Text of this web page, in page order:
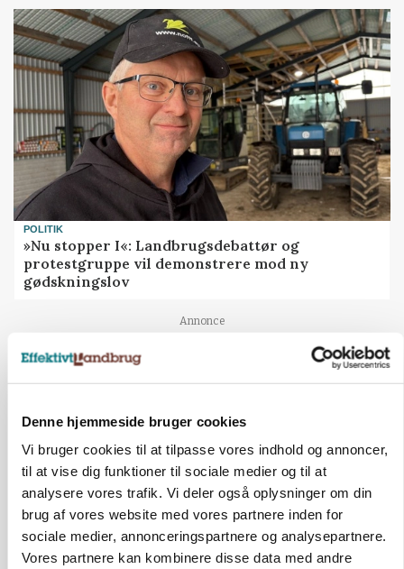
Denne hjemmeside bruger cookies
Vi bruger cookies til at tilpasse vores indhold og annoncer,
til at vise dig funktioner til sociale medier og til at
analysere vores trafik. Vi deler også oplysninger om din
brug af vores website med vores partnere inden for
sociale medier, annonceringspartnere og analysepartnere.
Vores partnere kan kombinere disse data med andre
POLITIK
»Nu stopper I«: Landbrugsdebattør og
protestgruppe vil demonstrere mod ny
gødskningslov
Annonce
KVÆG